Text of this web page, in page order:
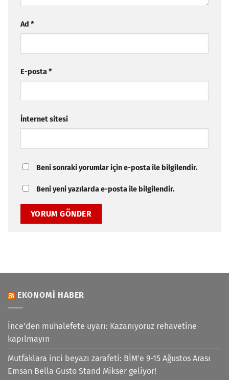
Ad *
E-posta*
İnternet sitesi
Beni sonraki yorumlar için e-posta ile bilgilendir.
Beni yeni yazılarda e-posta ile bilgilendir.
EKONOMI HABER
İnce'den muhalefete uyarı: Kazanıyoruz rehavetine
kapılmayın
Mutfaklara inci beyazı zarafeti: BİM’e 9-15 Ağustos Arası
Emsan Bella Gusto Stand Mikser geliyor!